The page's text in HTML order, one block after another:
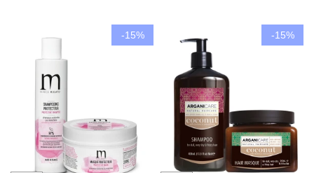
-15% -15%